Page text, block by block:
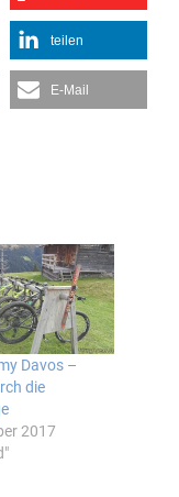
teilen
E-Mail
Davos –
die
2017